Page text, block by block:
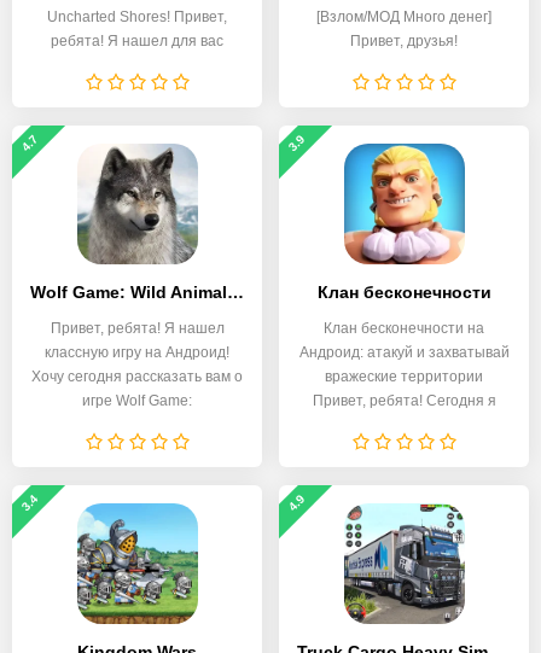
Uncharted Shores! Привет,
ребята! Я нашел для вас
[Взлом/МОД Много денег]
Привет, друзья!
4.7
Wolf Game: Wild Animal Wars
Привет, ребята! Я нашел
классную игру на Андроид!
Хочу сегодня рассказать вам о
игре Wolf Game:
3.9
Клан бесконечности
Клан бесконечности на
Андроид: атакуй и захватывай
вражеские территории
Привет, ребята! Сегодня я
3.4 4.9